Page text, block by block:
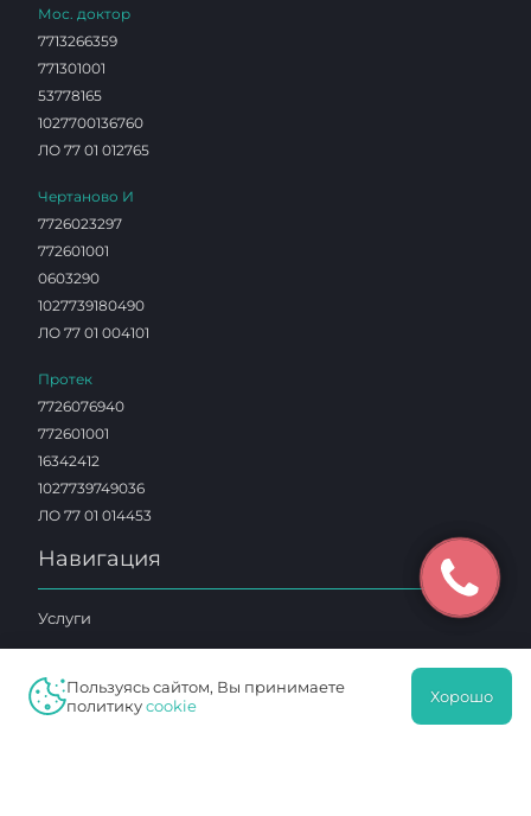
Мос. доктор
7713266359
771301001
53778165
1027700136760
ЛО 77 01 012765
Чертаново И
7726023297
772601001
0603290
1027739180490
ЛО 77 01 004101
Протек
7726076940
772601001
16342412
1027739749036
ЛО 77 01 014453
Навигация
Услуги
Специалисты
Пользуясь сайтом, Вы принимаете
политикуcookie Хорошо